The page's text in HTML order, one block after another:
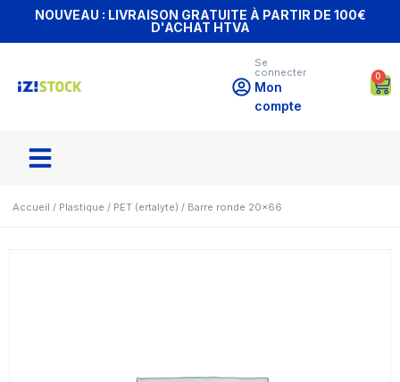
NOUVEAU : LIVRAISON GRATUITE À PARTIR DE 100€
D'ACHAT HTVA
Se
connecter
Mon
compte
0
Accueil / Plastique / PET (ertalyte) / Barre ronde 20×66